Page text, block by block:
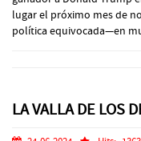
lugar el próximo mes de
política equivocada—en
LA VALLA DE LOS